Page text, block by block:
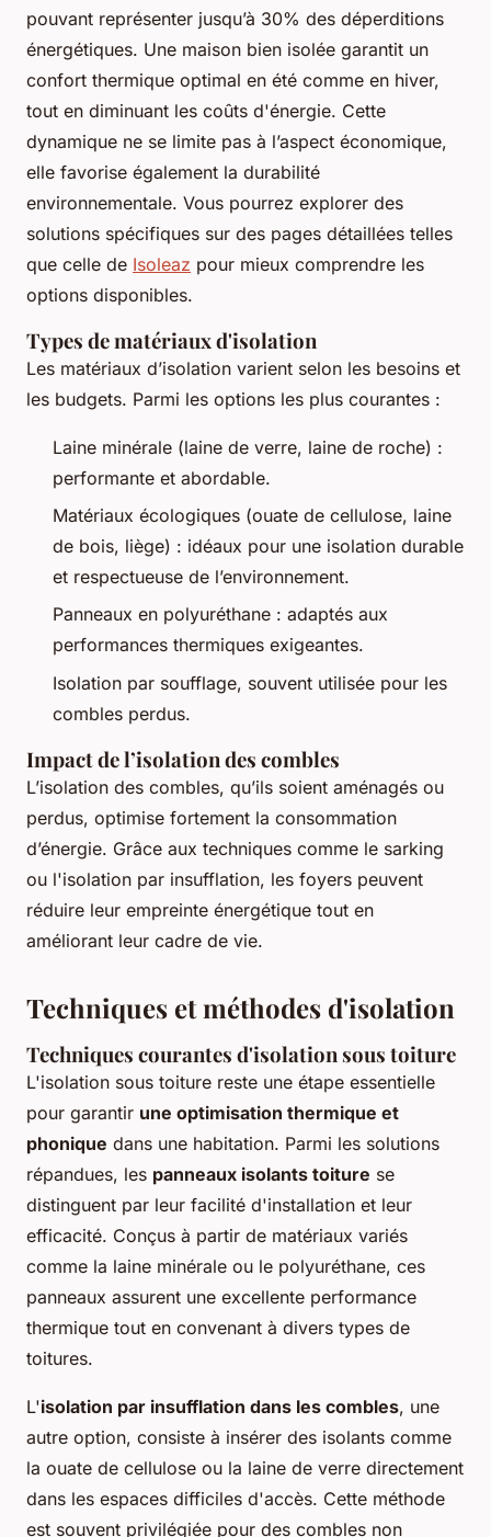
pouvant représenter jusqu’à 30% des déperditions
énergétiques. Une maison bien isolée garantit un
confort thermique optimal en été comme en hiver,
tout en diminuant les coûts d'énergie. Cette
dynamique ne se limite pas à l’aspect économique,
elle favorise également la durabilité
environnementale. Vous pourrez explorer des
solutions spécifiques sur des pages détaillées telles
que celle de Isoleaz pour mieux comprendre les
options disponibles.
Types de matériaux d'isolation
Les matériaux d’isolation varient selon les besoins et
les budgets. Parmi les options les plus courantes :
Laine minérale (laine de verre, laine de roche) :
performante et abordable.
Matériaux écologiques (ouate de cellulose, laine
de bois, liège) : idéaux pour une isolation durable
et respectueuse de l’environnement.
Panneaux en polyuréthane : adaptés aux
performances thermiques exigeantes.
Isolation par soufflage, souvent utilisée pour les
combles perdus.
Impact de l’isolation des combles
L’isolation des combles, qu’ils soient aménagés ou
perdus, optimise fortement la consommation
d’énergie. Grâce aux techniques comme le sarking
ou l'isolation par insufflation, les foyers peuvent
réduire leur empreinte énergétique tout en
améliorant leur cadre de vie.
Techniques et méthodes d'isolation
Techniques courantes d'isolation sous toiture
L'isolation sous toiture reste une étape essentielle
pour garantir une optimisation thermique et
phonique dans une habitation. Parmi les solutions
répandues, les panneaux isolants toiture se
distinguent par leur facilité d'installation et leur
efficacité. Conçus à partir de matériaux variés
comme la laine minérale ou le polyuréthane, ces
panneaux assurent une excellente performance
thermique tout en convenant à divers types de
toitures.
L'isolation par insufflation dans les combles, une
autre option, consiste à insérer des isolants comme
la ouate de cellulose ou la laine de verre directement
dans les espaces difficiles d'accès. Cette méthode
est souvent privilégiée pour des combles non